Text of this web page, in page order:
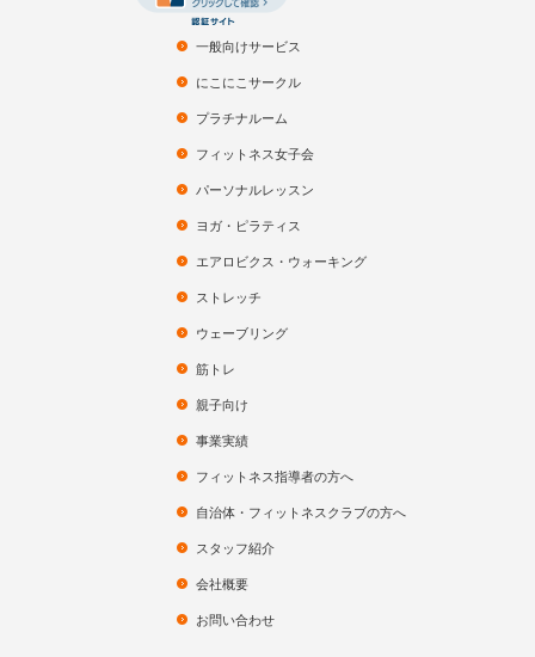
一般向けサービス
にこにこサークル
プラチナルーム
フィットネス女子会
パーソナルレッスン
ヨガ・ピラティス
エアロビクス・ウォーキング
ストレッチ
ウェーブリング
筋トレ
親子向け
事業実績
フィットネス指導者の方へ
自治体・フィットネスクラブの方へ
スタッフ紹介
会社概要
お問い合わせ